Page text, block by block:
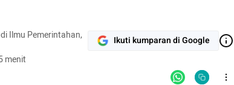
Ilmu Pemerintahan,
menit
Ikuti kumparan di Google